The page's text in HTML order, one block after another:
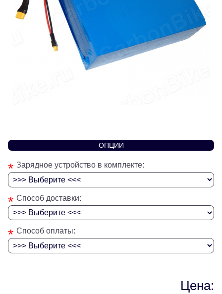
ОПЦИИ
* Зарядное устройство в комплекте:
* Способ доставки:
* Способ оплаты:
Цена: